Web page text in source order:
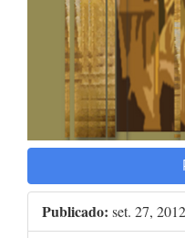
Publicado: set. 27, 2012